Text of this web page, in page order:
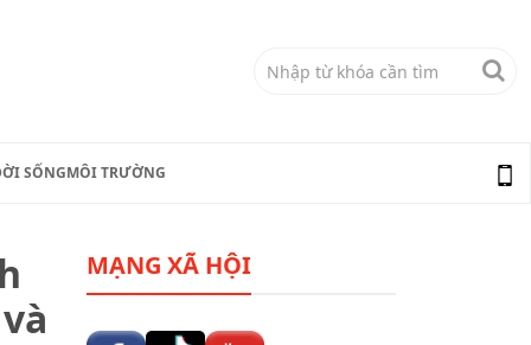
SỐNGMÔI TRƯỜNG
MẠNG XÃ HỘI